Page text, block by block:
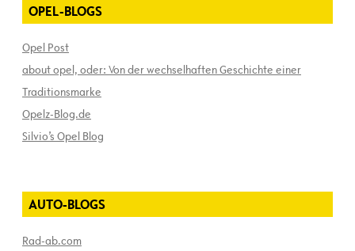
OPEL-BLOGS
Opel Post
about opel, oder: Von der wechselhaften Geschichte einer
Traditionsmarke
Opelz-Blog.de
Silvio’s Opel Blog
AUTO-BLOGS
Rad-ab.com